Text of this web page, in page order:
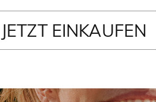
JETZT EINKAUFEN